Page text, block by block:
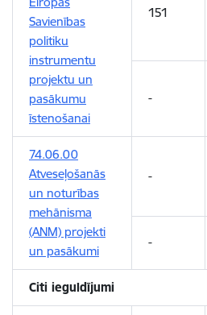
Savienības
politiku
instrumentu
projektu un
pasākumu
īstenošanai
151
-
74.06.00
Atveseļošanās
un noturības
mehānisma
(ANM) projekti
un pasākumi
-
-
Citi ieguldījumi